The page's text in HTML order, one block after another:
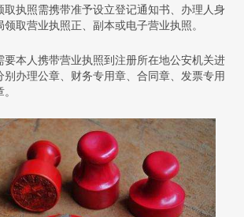
取执照需携带准予设立登记通知书、办理人身
取营业执照正、副本或电子营业执照。
要本人携带营业执照到注册所在地公安机关进
别办理公章、财务专用章、合同章、发票专用